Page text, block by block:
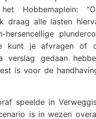
Hobbemaplein:
draag alle lasten
kunt je afvragen of
verslag gedaan
is voor de
speelde in
is in wezen